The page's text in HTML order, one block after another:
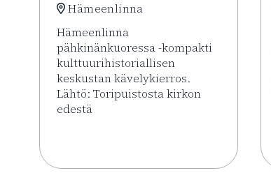
Hämeenlinna
Hämeenlinna
pähkinänkuoressa -kompakti
kulttuurihistoriallisen
keskustan kävelykierros.
Lähtö: Toripuistosta kirkon
edestä